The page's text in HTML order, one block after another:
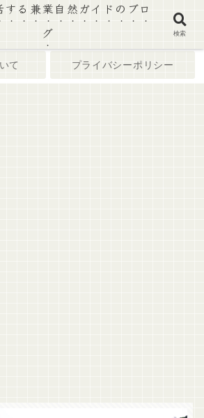
て プライバシーポリシー
する兼業自然ガイドのブロ
グ
検索